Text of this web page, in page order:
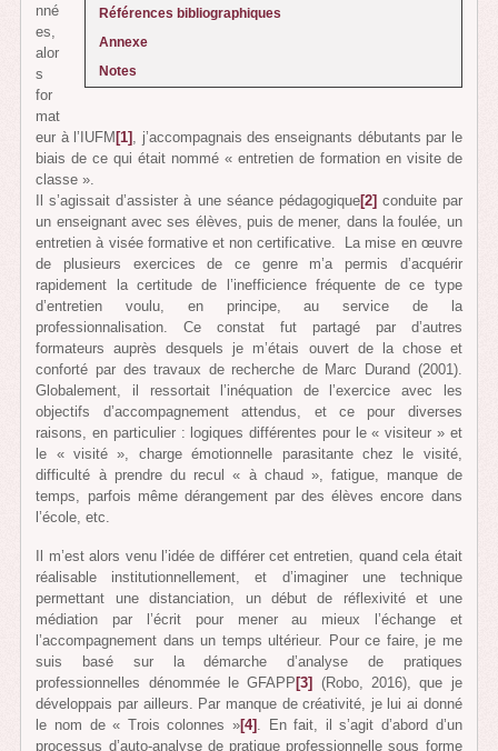
Références bibliographiques
Annexe
Notes
nné
es,
alor
s
for
mat
eur à l’IUFM [1]
, j’accompagnais des enseignants débutants par le
biais de ce qui était nommé « entretien de formation en visite de
classe ».
Il s’agissait d’assister à une séance pédagogique[2] conduite par
un enseignant avec ses élèves, puis de mener, dans la foulée, un
entretien à visée formative et non certificative. La mise en œuvre
de plusieurs exercices de ce genre m’a permis d’acquérir
rapidement la certitude de l’inefficience fréquente de ce type
d’entretien voulu, en principe, au service de la
professionnalisation. Ce constat fut partagé par d’autres
formateurs auprès desquels je m’étais ouvert de la chose et
conforté par des travaux de recherche de Marc Durand (2001).
Globalement, il ressortait l’inéquation de l’exercice avec les
objectifs d’accompagnement attendus, et ce pour diverses
raisons, en particulier : logiques différentes pour le « visiteur » et
le « visité », charge émotionnelle parasitante chez le visité,
difficulté à prendre du recul « à chaud », fatigue, manque de
temps, parfois même dérangement par des élèves encore dans
l’école, etc.
Il m’est alors venu l’idée de différer cet entretien, quand cela était
réalisable institutionnellement, et d’imaginer une technique
permettant une distanciation, un début de réflexivité et une
médiation par l’écrit pour mener au mieux l’échange et
l’accompagnement dans un temps ultérieur. Pour ce faire, je me
suis basé sur la démarche d’analyse de pratiques
professionnelles dénommée le GFAPP[3] (Robo, 2016), que je
développais par ailleurs. Par manque de créativité, je lui ai donné
le nom de « Trois colonnes »[4] . En fait, il s’agit d’abord d’un
processus d’auto-analyse de pratique professionnelle sous forme